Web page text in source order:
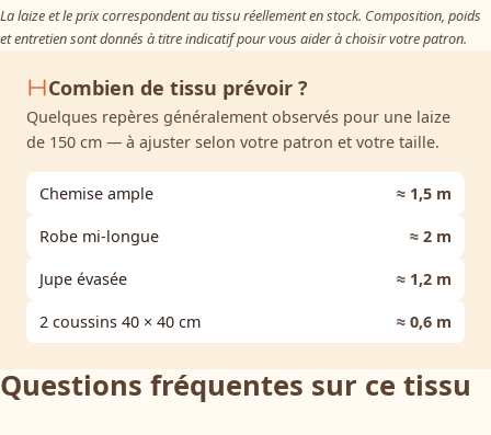
La laize et le prix correspondent au tissu réellement en stock. Composition, poids
et entretien sont donnés à titre indicatif pour vous aider à choisir votre patron.
Combien de tissu prévoir ?
Quelques repères généralement observés pour une laize
de 150 cm — à ajuster selon votre patron et votre taille.
Chemise ample ≈ 1,5 m
Robe mi-longue ≈ 2 m
Jupe évasée ≈ 1,2 m
2 coussins 40 × 40 cm ≈ 0,6 m
Questions fréquentes sur ce tissu